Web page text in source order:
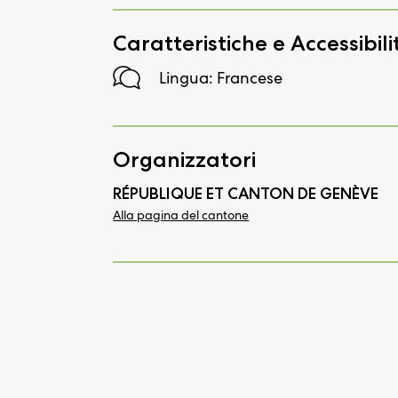
Caratteristiche e
Lingua: Francese
Organizzatori
RÉPUBLIQUE ET CANTON DE GENÈVE
Alla pagina del cantone